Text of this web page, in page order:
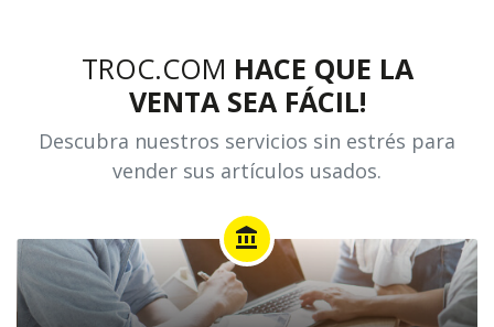
TROC.COM HACE QUE LA
VENTA SEA FÁCIL!
Descubra nuestros servicios sin estrés para
vender sus artículos usados.
account_balance